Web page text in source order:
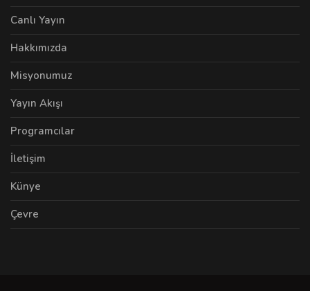
Canlı Yayın
Hakkımızda
Misyonumuz
Yayın Akışı
Programcılar
İletişim
Künye
Çevre